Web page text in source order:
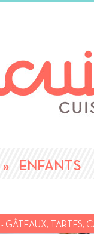
» ENFANTS
- GÂTEAUX, TARTES,